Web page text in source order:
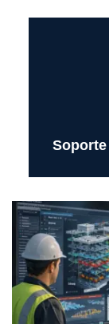
del